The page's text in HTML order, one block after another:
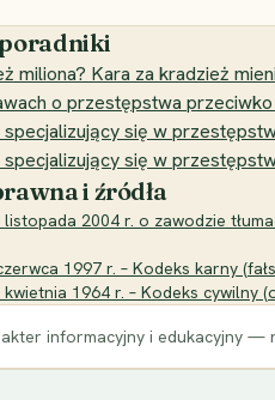
miliona? Kara za kradzież
o przestępstwa przeciwko
się w
się w
i źródła
2004 r. o zawodzie
1997 r. – Kodeks karny
1964 r. – Kodeks
informacyjny i edukacyjny —